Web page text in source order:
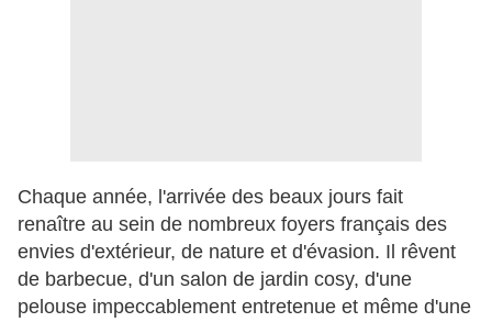
Chaque année, l'arrivée des beaux jours fait
renaître au sein de nombreux foyers français des
envies d'extérieur, de nature et d'évasion. Il rêvent
de barbecue, d'un salon de jardin cosy, d'une
pelouse impeccablement entretenue et même d'une